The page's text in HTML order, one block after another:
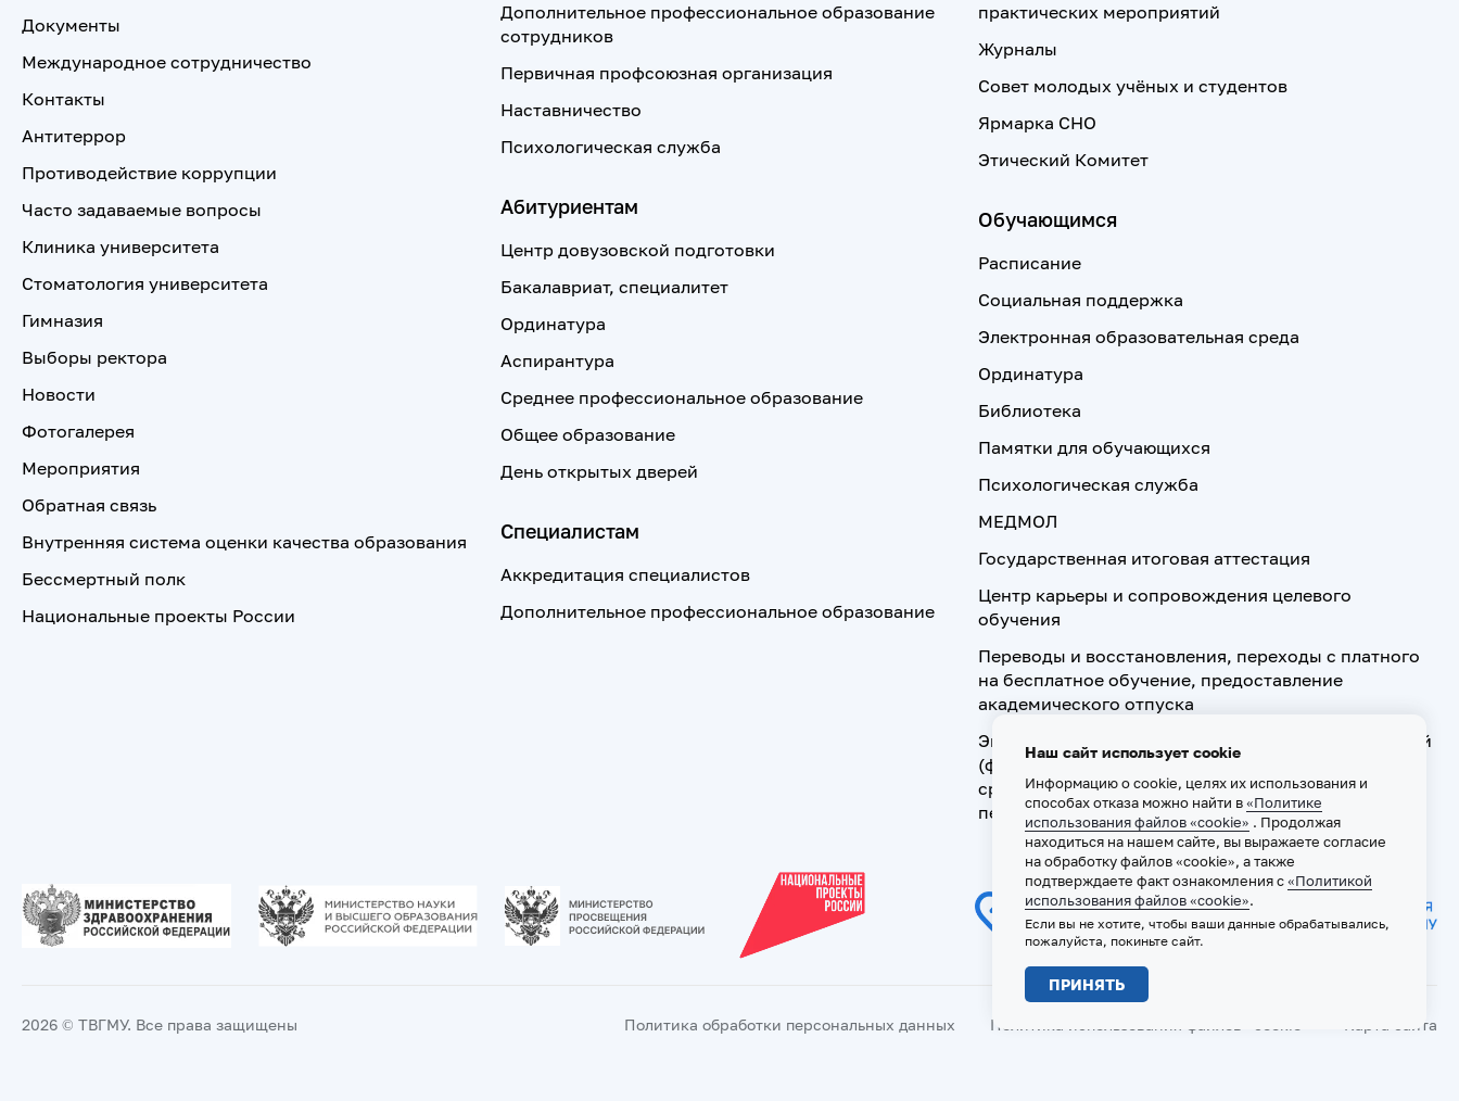
Документы
Международное сотрудничество
Контакты
Антитеррор
Противодействие коррупции
Часто задаваемые вопросы
Клиника университета
Стоматология университета
Гимназия
Выборы ректора
Новости
Фотогалерея
Мероприятия
Обратная связь
Внутренняя система оценки качества образования
Бессмертный полк
Национальные проекты России
Дополнительное профессиональное образование
сотрудников
Первичная профсоюзная организация
Наставничество
Психологическая служба
Абитуриентам
Центр довузовской подготовки
Бакалавриат, специалитет
Ординатура
Аспирантура
Среднее профессиональное образование
Общее образование
День открытых дверей
Специалистам
Аккредитация специалистов
Дополнительное профессиональное образование
практических мероприятий
Журналы
Совет молодых учёных и студентов
Ярмарка СНО
Этический Комитет
Обучающимся
Расписание
Социальная поддержка
Электронная образовательная среда
Ординатура
Библиотека
Памятки для обучающихся
Психологическая служба
МЕДМОЛ
Государственная итоговая аттестация
Центр карьеры и сопровождения целевого
обучения
Переводы и восстановления, переходы с платного
на бесплатное обучение, предоставление
академического отпуска
Экзамен по допуску к осуществлению медицинской
(фармацевтической) деятельности на должностях
среднего медицинского (фармацевтического)
персонала
2026 © ТВГМУ. Все права защищены Политика обработки персональных данных Политика использования файлов «cookie» Карта сайта
Наш сайт использует cookie
Информацию о cookie, целях их использования и
способах отказа можно найти в«Политике
использования файлов «cookie» . Продолжая
находиться на нашем сайте, вы выражаете согласие
на обработку файлов «cookie», а также
подтверждаете факт ознакомления с«Политикой
использования файлов «cookie».
Если вы не хотите, чтобы ваши данные обрабатывались,
пожалуйста, покиньте сайт.
ПРИНЯТЬ